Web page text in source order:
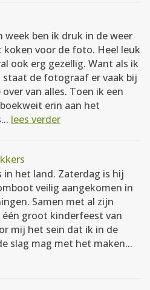
week ben ik druk in de weer
koken voor de foto. Heel leuk
ook erg gezellig. Want als ik
staat de fotograaf er vaak bij
van alles. Toen ik een
erin aan het
lees verder
in het land. Zaterdag is hij
veilig aangekomen in
Samen met al zijn
één groot kinderfeest van
mij het sein dat ik in de
slag mag met het maken...